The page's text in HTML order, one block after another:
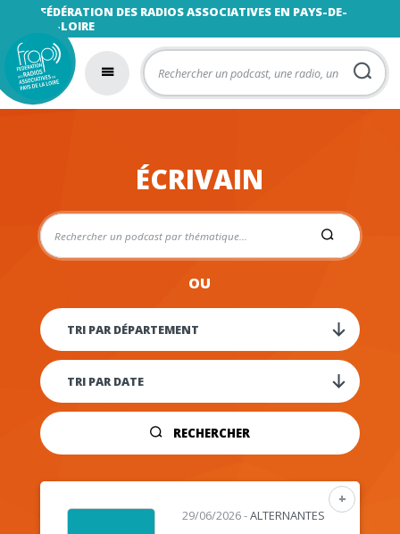
FÉDÉRATION DES RADIOS ASSOCIATIVES EN PAYS-DE-
LA-LOIRE
ÉCRIVAIN
OU
RECHERCHER
+
29/06/2026-ALTERNANTES